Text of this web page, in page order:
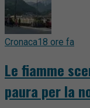
Cronaca18 ore fa
Le fiamme
paura per la